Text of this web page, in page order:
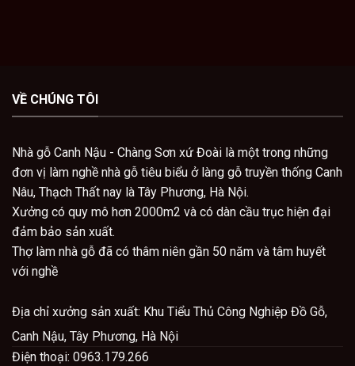
VỀ CHÚNG TÔI
Nhà gỗ Canh Nậu - Chàng Sơn xứ Đoài là một trong những
đơn vị làm nghề nhà gỗ tiêu biểu ở làng gỗ truyền thống Canh
Nâu, Thạch Thất nay là Tây Phương, Hà Nội.
Xưởng có quy mô hơn 2000m2 và có dàn cầu trục hiện đại
đảm bảo sản xuất.
Thợ làm nhà gỗ đã có thâm niên gần 50 năm và tâm huyết
với nghề
Địa chỉ xưởng sản xuất: Khu Tiểu Thủ Công Nghiệp Đồ Gỗ,
Canh Nậu, Tây Phương, Hà Nội
Điện thoại: 0963.179.266